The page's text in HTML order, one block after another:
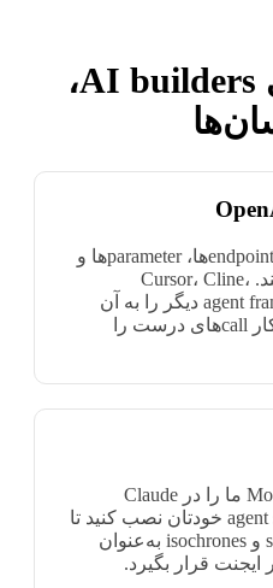
ساخته‌شده برای AI builders،
یک فایل openapi.json تمام endpoint‌ها، parameter‌ها و
response‌ها را توصیف می‌کند. Cursor، Cline،
Continue.dev یا هر agent framework دیگر را به آن
وصل کنید تا به‌صورت خودکار call‌های درست را
Model Context Protocol server ما را در Claude
Desktop، ChatGPT یا agent stack خودتان نصب کنید تا
ژئوکدینگ، search، directions و isochrones به‌عنوان